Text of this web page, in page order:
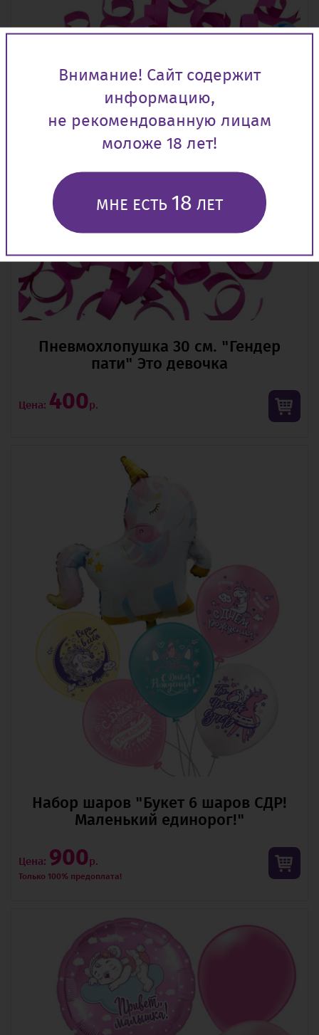
Пневмохлопушка 30 см. "Гендер
пати" Это девочка
Цена: 400р.
Набор шаров "Букет 6 шаров СДР!
Маленький единорог!"
Цена: 900р.
Только 100% предоплата!
Внимание! Сайт содержит
информацию,
не рекомендованную лицам
моложе 18 лет!
МНЕ ЕСТЬ 18 ЛЕТ